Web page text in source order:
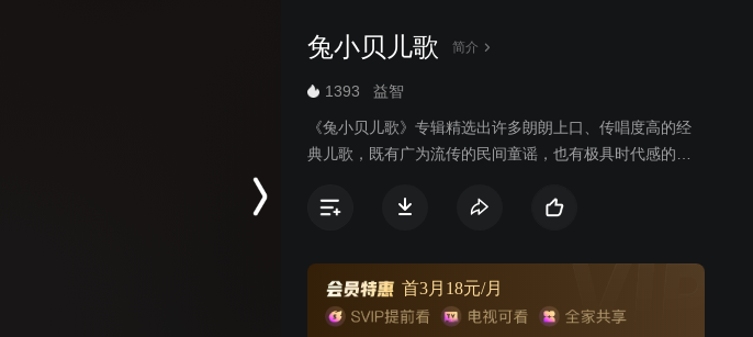
兔小贝儿歌 简介
1393 益智
《兔小贝儿歌》专辑精选出许多朗朗上口、传唱度高的经
典儿歌，既有广为流传的民间童谣，也有极具时代感的原
手们童稚的嗓音为大家带来全新的儿歌世界。《兔小贝儿
儿童健康向上的精神风貌，让儿童感受到欢乐的音乐氛
围，还能从歌曲中学习语言，培养美感，启发益智，增长
首3月18元/月